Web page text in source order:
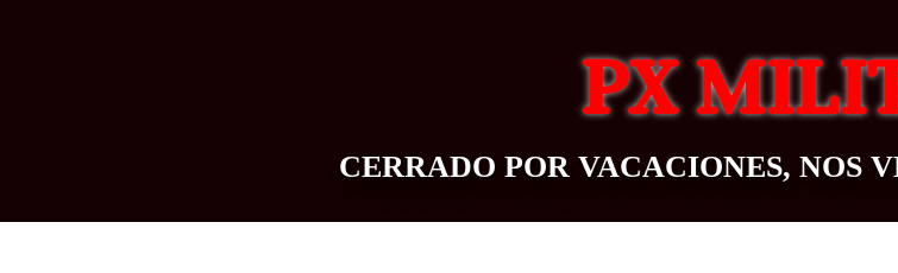
PX
CERRADO POR VACACIONES, NOS